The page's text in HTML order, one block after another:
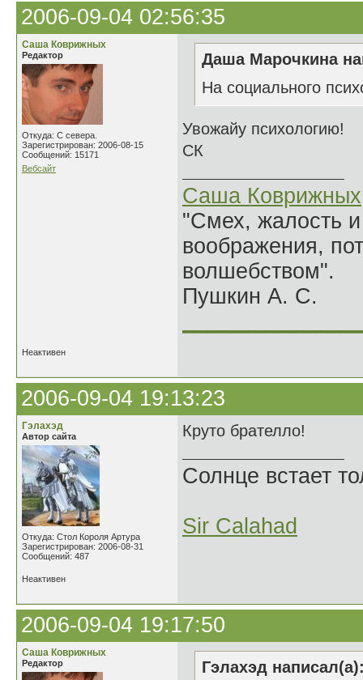
2006-09-04 02:56:35
Саша Коврижных
Редактор
Откуда: С севера.
Зарегистрирован: 2006-08-15
Сообщений: 15171
Вебсайт
Даша Марочкина
На социального
Увожайу психологию!
СК
Саша Коврижных
"Смех, жалость
воображения,
волшебством".
Пушкин А. С.
Неактивен
2006-09-04 19:13:23
Гэлахэд
Автор сайта
Откуда: Стол Короля Артура
Зарегистрирован: 2006-08-31
Сообщений: 487
Круто брателло!
Солнце встает
Sir Calahad
Неактивен
2006-09-04 19:17:50
Саша Коврижных
Редактор
Гэлахэд